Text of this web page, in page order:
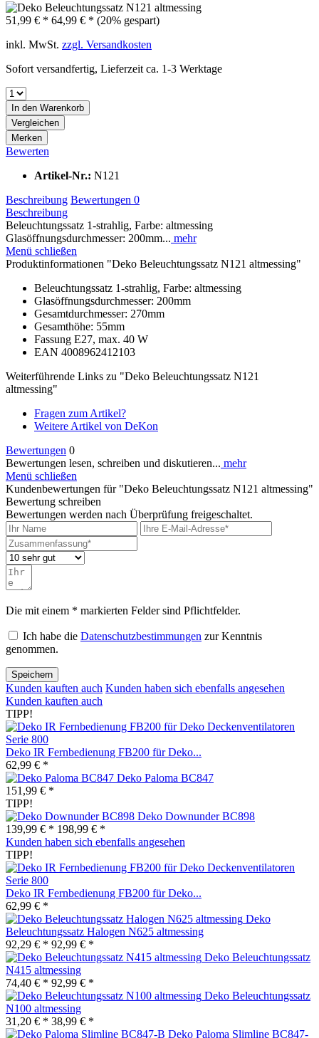
51,99 € * 64,99 € * (20% gespart)
inkl. MwSt. zzgl. Versandkosten
Sofort versandfertig, Lieferzeit ca. 1-3 Werktage
In den Warenkorb
Vergleichen
Merken
Bewerten
Artikel-Nr.: N121
Beschreibung Bewertungen 0
Beschreibung
Beleuchtungssatz 1-strahlig, Farbe: altmessing
Glasöffnungsdurchmesser: 200mm... mehr
Menü schließen
Produktinformationen "Deko Beleuchtungssatz N121 altmessing"
Beleuchtungssatz 1-strahlig, Farbe: altmessing
Glasöffnungsdurchmesser: 200mm
Gesamtdurchmesser: 270mm
Gesamthöhe: 55mm
Fassung E27, max. 40 W
EAN 4008962412103
Weiterführende Links zu "Deko Beleuchtungssatz N121
altmessing"
Fragen zum Artikel?
Weitere Artikel von DeKon
Bewertungen 0
Bewertungen lesen, schreiben und diskutieren... mehr
Menü schließen
Kundenbewertungen für "Deko Beleuchtungssatz N121 altmessing"
Bewertung schreiben
Bewertungen werden nach Überprüfung freigeschaltet.
Die mit einem * markierten Felder sind Pflichtfelder.
Ich habe die Datenschutzbestimmungen zur Kenntnis
genommen.
Speichern
Kunden kauften auch Kunden haben sich ebenfalls angesehen
Kunden kauften auch
TIPP!
Deko IR Fernbedienung FB200 für Deko...
62,99 € *
Deko Paloma BC847
151,99 € *
TIPP!
Deko Downunder BC898
139,99 € * 198,99 € *
Kunden haben sich ebenfalls angesehen
TIPP!
Deko IR Fernbedienung FB200 für Deko...
62,99 € *
Deko
Beleuchtungssatz Halogen N625 altmessing
92,29 € * 92,99 € *
Deko Beleuchtungssatz
N415 altmessing
74,40 € * 92,99 € *
Deko Beleuchtungssatz
N100 altmessing
31,20 € * 38,99 € *
Deko Paloma Slimline BC847-